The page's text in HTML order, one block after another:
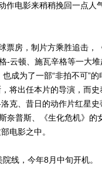
作电影来稍稍挽回一点人
房，制片方乘胜追击，
云顿、施瓦辛格等一大堆
成为了一部“非拍不可”
将出任本片的导演，而
克、昔日的动作片红星
奈普斯、《生化危机》的
电影之中。
线，今年8月中旬开机。